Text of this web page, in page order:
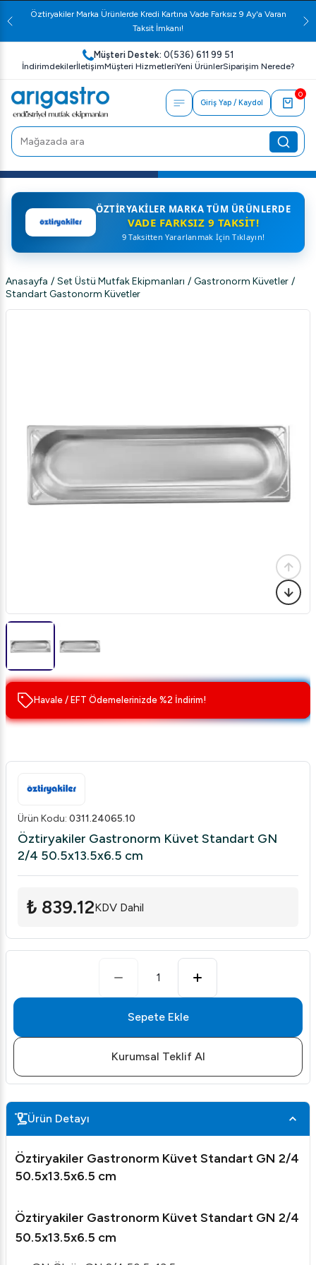
Öztiryakiler Marka Ürünlerde Kredi Kartına Vade Farksız 9 Ay'a Varan
Taksit İmkanı!
Müşteri Destek: 0(536) 611 99 51
İndirimdekilerİletişimMüşteri HizmetleriYeni ÜrünlerSiparişim Nerede?
Giriş Yap / Kaydol
0
ÖZTIRYAKILER MARKA TÜM ÜRÜNLERDE
VADE FARKSIZ 9 TAKSIT!
9 Taksitten Yararlanmak İçin Tıklayın!
Anasayfa / Set Üstü Mutfak Ekipmanları / Gastronorm Küvetler /
Standart Gastonorm Küvetler
Havale / EFT Ödemelerinizde %2 İndirim!
Ürün Kodu: 0311.24065.10
Öztiryakiler Gastronorm Küvet Standart GN
2/4 50.5x13.5x6.5 cm
₺ 839.12KDV Dahil
1
Sepete Ekle
Kurumsal Teklif Al
Ürün Detayı
Öztiryakiler Gastronorm Küvet Standart GN 2/4
50.5x13.5x6.5 cm
Öztiryakiler Gastronorm Küvet Standart GN 2/4
50.5x13.5x6.5 cm